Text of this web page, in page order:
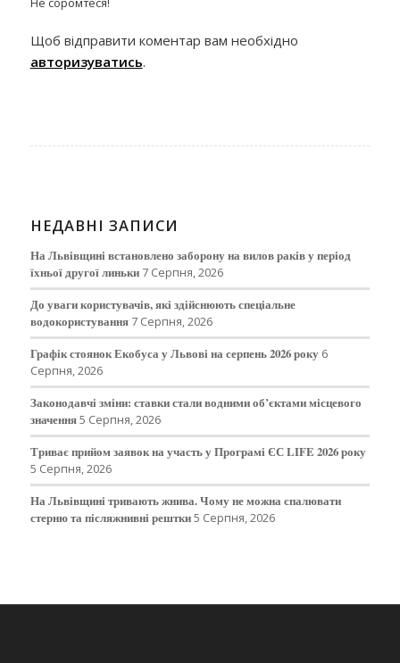
Щоб відправити коментар вам необхідно
авторизуватись.
НЕДАВНІ ЗАПИСИ
На Львівщині встановлено заборону на вилов раків у період
їхньої другої линьки 7 Серпня, 2026
До уваги користувачів, які здійснюють спеціальне
водокористування 7 Серпня, 2026
Графік стоянок Екобуса у Львові на серпень 2026 року 6
Серпня, 2026
Законодавчі зміни: ставки стали водними об’єктами місцевого
значення5 Серпня, 2026
Триває прийом заявок на участь у Програмі ЄС LIFE 2026 року
5 Серпня, 2026
На Львівщині тривають жнива. Чому не можна спалювати
стерню та післяжнивні рештки5 Серпня, 2026